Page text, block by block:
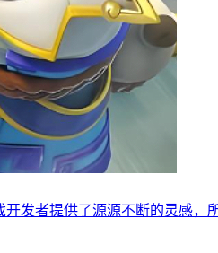
发者提供了源源不断的灵感，